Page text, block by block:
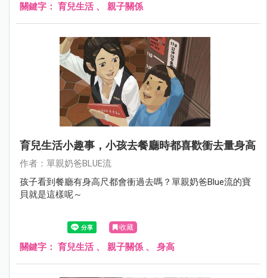
關鍵字： 育兒生活、 親子關係
育兒生活小趣事，小孩去餐廳時都喜歡衝去量身高
作者：單親奶爸BLUE流
孩子看到餐廳有身高尺都會衝過去嗎？單親奶爸Blue流的寶
貝就是這樣呢～
收藏
關鍵字： 育兒生活、 親子關係 、 身高